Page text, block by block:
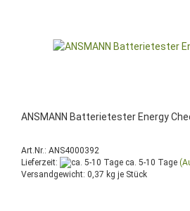
ANSMANN Batterietester Energy
Art.Nr.: ANS4000392
Lieferzeit:
ca. 5-10 Tage
Versandgewicht: 0,37 kg je Stück